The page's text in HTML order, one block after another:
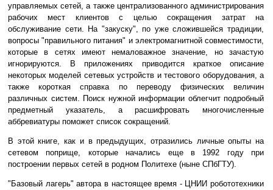
управляемых сетей, а также централизованного администрирования
рабочих мест клиентов с целью сокращения затрат на
обслуживание сети. На "закуску", по уже сложившейся традиции,
вопросы "правильного питания" и электромагнитной совместимости,
которые в сетях имеют немаловажное значение, но зачастую
игнорируются. В приложениях приводится краткое описание
некоторых моделей сетевых устройств и тестового оборудования, а
также короткая справка по переводу физических величин
различных систем. Поиск нужной информации облегчит подробный
предметный указатель, а расшифровать многочисленные
аббревиатуры поможет список сокращений.
В этой книге, как и в предыдущих, отразились личные опыты на
сетевом поприще, которые начались еще в 1992 году при
построении первых сетей в родном Политехе (ныне СПбГТУ).
"Базовый лагерь" автора в настоящее время - ЦНИИ робототехники